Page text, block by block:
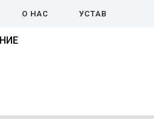
О НАС УСТАВ